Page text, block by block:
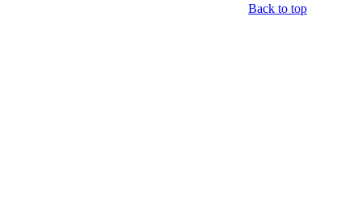
Back to top